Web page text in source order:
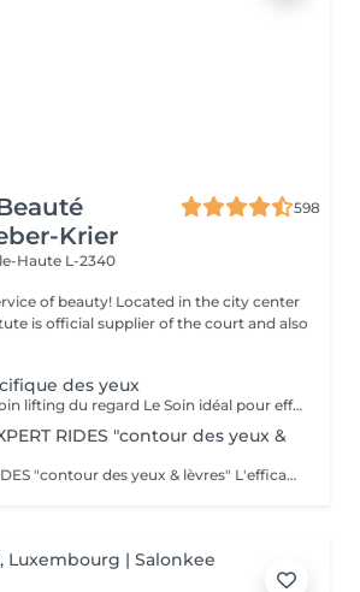
Krier
598
Haute L-2340
Located in the city center
is official supplier of the court and also
des yeux
SOIN EYE LIFT Le Soin lifting du regard Le Soin idéal pour effacer les signes de l'âge (rides, relâchement des paupières) et les marques de fatigue (poches, cernes). RÉSULTATS BEAUTÉ LE REGARD EST DÉFATIGUÉ, VISIBLEMENT PLUS JEUNE. Action sur les signes de l'âge - Les rides et ridules sont lissées. - Les paupières sont rehaussées. Le regard est agrandi et rajeuni. Action sur les signes de fatigue - Les poches et les cernes sont visiblement atténués. Le regard est reposé et lumineux. SECRETS DU SOIN MODELAGE YEUX Sérum de Modelage Yeux et techniques manuelles ciblées pour favoriser le drainage en relançant la microcirculation afin d'atténuer les poches et les cernes. STIMULATION MUSCULAIRE YEUX La stimulation musculaire fait travailler les muscles du contour des yeux, grâce au micro-courant de stimulation. Cette phase, associée au Sérum Gel Yeux retend les traits en redonnant du volume aux muscles et draine les poches et les cernes en relançant la microcirculation. Effet "lifting" immédiat : les rides de la patte d'oie et la ride du lion sont lissées et les paupières sont rehaussées. MASQUE YEUX Le Masque exclusif GUINOT en non tissé permet de lisser la ride de la patte d'oie et la ride du lion, et de réduire visiblement les poches et les cernes.
RIDES "contour des yeux &
Soin TIMEXPERT RIDES "contour des yeux & lèvres" L'efficacite des composants actifs de TimexpertRides ( BTX-Tripeptine, Tissulage Tech, Energy Pythoactives ). La combinaison de bio-engineering pour eliminer les rides avec des ingredients specifiques, qui agissent contre les differentes sortes de problemes comme les cercles noirs, les cernes et le relachement. La peau autour des yeux retrouve de la clarte, de l'energie et de la fermete. Résultats immédiats. - Tout type de peau normale à sèche - Toute saison - Recommandé à partir 30 ans Sous forme d'une cure de trois sessions, une par semaine ou comme traitement flash. Massage spécifique : Cupping-yoga facial-pierre Gua-Sha